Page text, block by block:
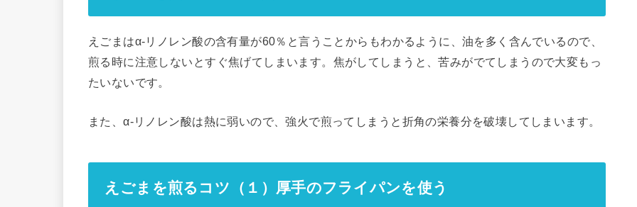
えごまはα-リノレン酸の含有量が60％と言うことからもわかるように、油を多く含んでいるので、
煎る時に注意しないとすぐ焦げてしまいます。焦がしてしまうと、苦みがでてしまうので大変もっ
たいないです。
また、α-リノレン酸は熱に弱いので、強火で煎ってしまうと折角の栄養分を破壊してしまいます。
えごまを煎るコツ（１）厚手のフライパンを使う